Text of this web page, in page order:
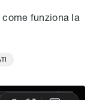
funziona la